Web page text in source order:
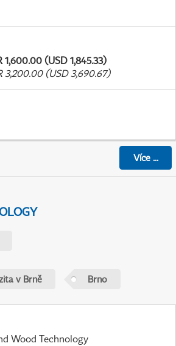
1,600.00 (USD 1,845.33)
3,200.00 (USD 3,690.67)
Více...
v Brně Brno
Wood Technology